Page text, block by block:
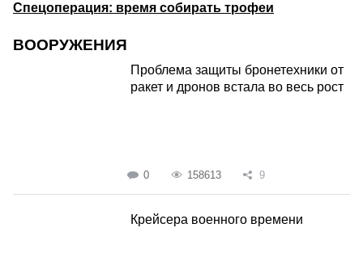
Спецоперация: время собирать трофеи
ВООРУЖЕНИЯ
Проблема защиты бронетехники от
ракет и дронов встала во весь рост
0 158613 9
Крейсера военного времени